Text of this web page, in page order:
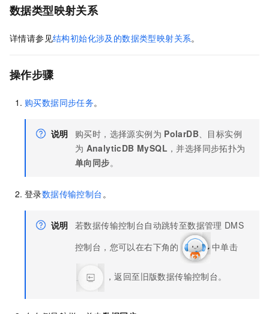
数据类型映射关系
详情请参见结构初始化涉及的数据类型映射关系。
操作步骤
购买数据同步任务。
说明 购买时，选择源实例为 PolarDB 、目标实例
为 AnalyticDB MySQL ，并选择同步拓扑为
单向同步。
登录数据传输控制台 。
说明 若数据传输控制台自动跳转至数据管理 DMS
控制台，您可以在右下角的
中单击
，返回至旧版数据传输控制台。